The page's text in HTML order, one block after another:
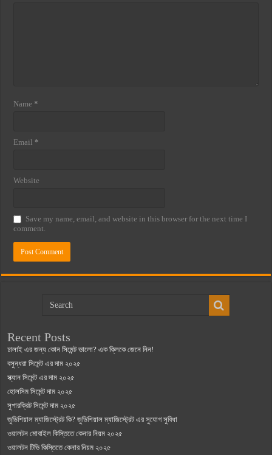
Name *
Email *
Website
Save my name, email, and website in this browser for the next time I
comment.
Recent Posts
ঢালাই এর জন্য কোন সিমেন্ট ভালো? এক ক্লিকে জেনে নিন!
বসুন্ধরা সিমেন্ট এর দাম ২০২৫
স্ক্যান সিমেন্ট এর দাম ২০২৫
হোলসিম সিমেন্ট দাম ২০২৫
সুপারক্রিট সিমেন্ট দাম ২০২৫
জুডিশিয়াল ম্যাজিস্ট্রেট কি? জুডিশিয়াল ম্যাজিস্ট্রেট এর সুযোগ সুবিধা
ওয়ালটন মোবাইল কিস্তিতে কেনার নিয়ম ২০২৫
ওয়ালটন টিভি কিস্তিতে কেনার নিয়ম ২০২৫